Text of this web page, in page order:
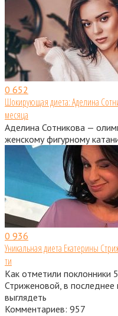
0 652
Шокирующая диета: Аделина
месяца
Аделина Сотникова —
женскому фигурному
0 936
Уникальная диета Екатерины
ти
Как отметили поклонники
Стриженовой, в
выглядеть
Комментариев: 957